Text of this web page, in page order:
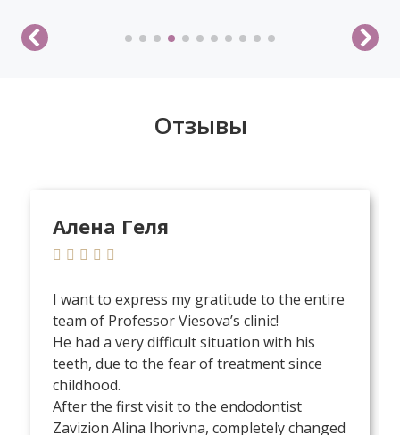
Отзывы
Алена Геля
I want to express my gratitude to the entire
team of Professor Viesova’s clinic!
He had a very difficult situation with his
teeth, due to the fear of treatment since
childhood.
After the first visit to the endodontist
Zavizion Alina Ihorivna, completely changed